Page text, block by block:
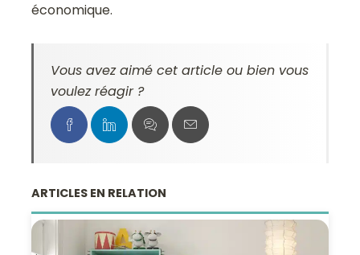
économique.
Vous avez aimé cet article ou bien vous
voulez réagir ?
ARTICLES EN RELATION